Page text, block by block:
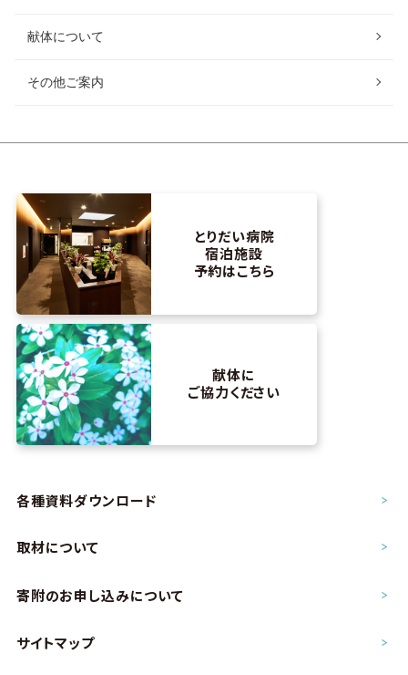
献体について
その他ご案内
とりだい病院
宿泊施設
予約はこちら
献体に
ご協力ください
各種資料ダウンロード
取材について
寄附のお申し込みについて
サイトマップ